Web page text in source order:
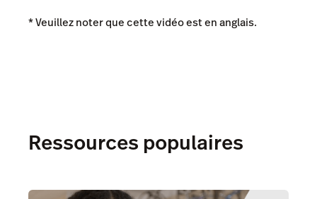
* Veuillez noter que cette vidéo est en anglais.
Ressources populaires